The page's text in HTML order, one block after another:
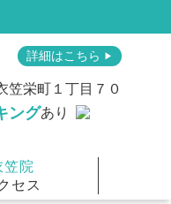
詳細はこちら ▶︎
笠栄町１丁目７０
ングあり
笠院
セス